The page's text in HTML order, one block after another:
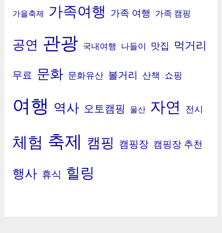
가을축제 가족여행 가족 여행 가족 캠핑
공연 관광 국내여행 나들이 맛집 먹거리
무료 문화 문화유산 볼거리 산책 쇼핑
여행 역사 오토캠핑 울산 자연 전시
체험 축제 캠핑 캠핑장 캠핑장 추천
행사 휴식 힐링